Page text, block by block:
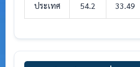
ประเทศ 54.2 33.49